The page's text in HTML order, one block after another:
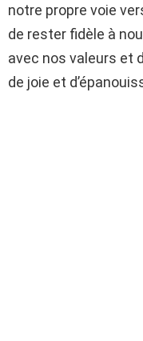
notre propre voie
de rester fidèle à
avec nos valeurs et
de joie et